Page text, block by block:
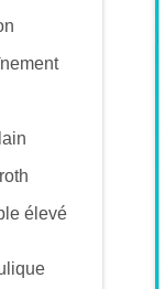
élevé